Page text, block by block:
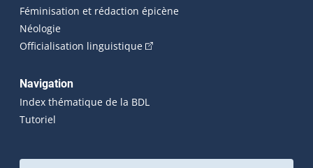
Féminisation et rédaction épicène
Néologie
Officialisation linguistique(Cet hyperlien externe s'ouvrira
Navigation
Index thématique de la BDL
Tutoriel